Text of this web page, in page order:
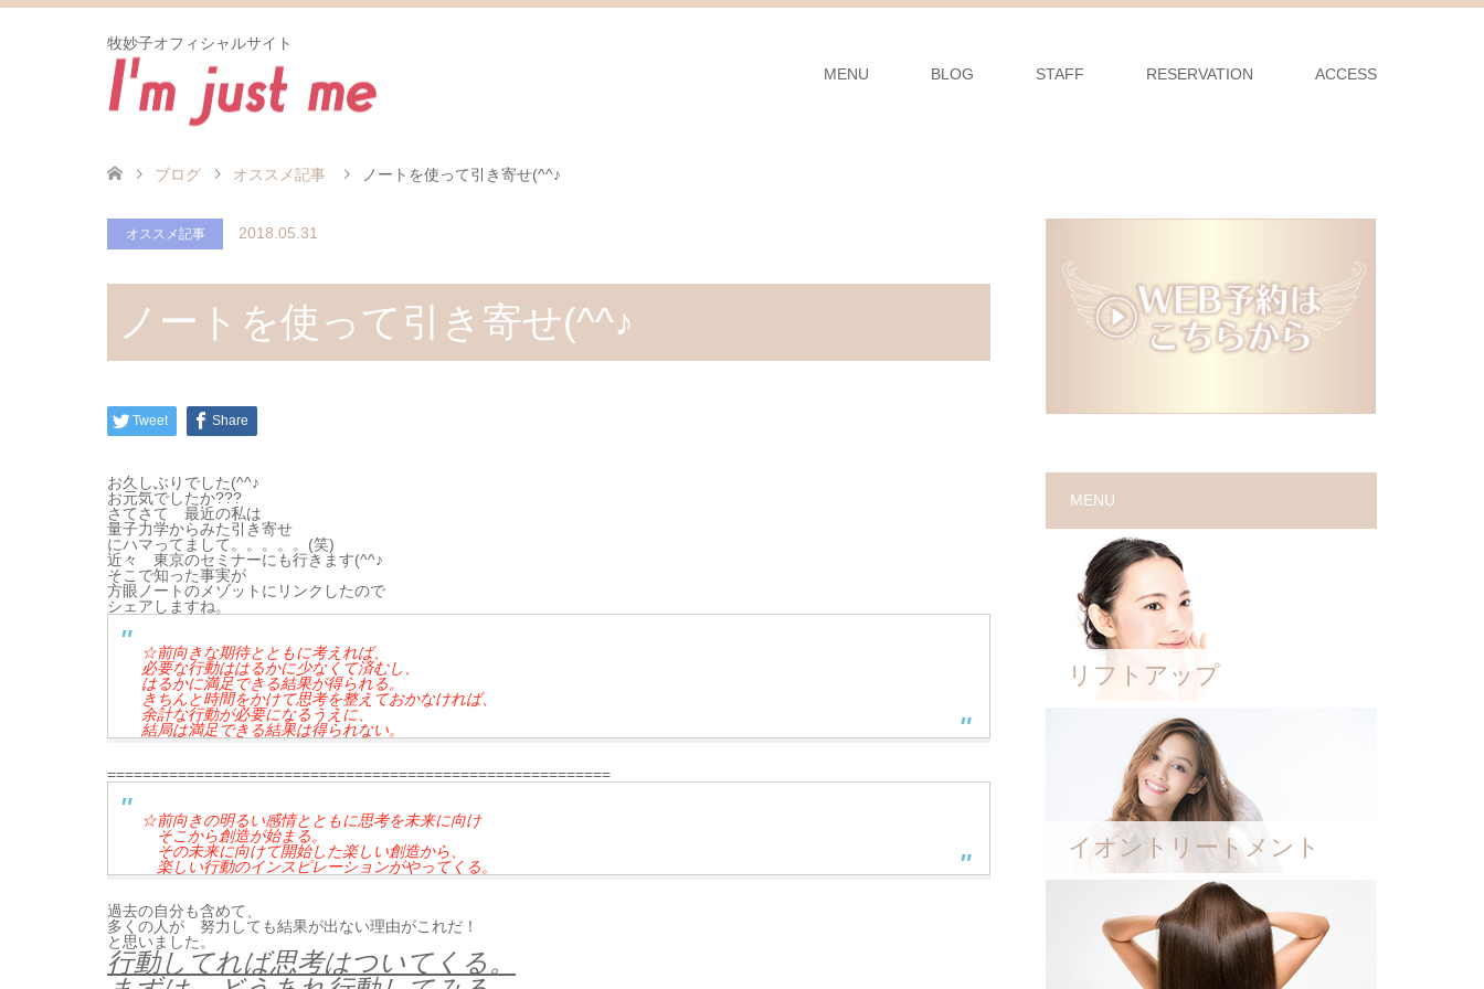
牧妙子オフィシャルサイト
MENU
BLOG STAFF RESERVATION ACCESS
ブログ オススメ記事 ノートを使って引き寄せ(^^♪
オススメ記事 2018.05.31
ノートを使って引き寄せ(^^♪
Tweet Share
お久しぶりでした(^^♪
お元気でしたか???
さてさて 最近の私は
量子力学からみた引き寄せ
にハマってまして。。。。。(笑)
近々 東京のセミナーにも行きます(^^♪
そこで知った事実が
方眼ノートのメゾットにリンクしたので
シェアしますね。
☆前向きな期待とともに考えれば、
必要な行動ははるかに少なくて済むし、
はるかに満足できる結果が得られる。
きちんと時間をかけて思考を整えておかなければ、
余計な行動が必要になるうえに、
結局は満足できる結果は得られない。
=========================================================
☆前向きの明るい感情とともに思考を未来に向け
そこから創造が始まる。
その未来に向けて開始した楽しい創造から、
楽しい行動のインスピレーションがやってくる。
過去の自分も含めて、
多くの人が 努力しても結果が出ない理由がこれだ！
と思いました。
行動してれば思考はついてくる。
MENU
リフトアップ
イオントリートメント